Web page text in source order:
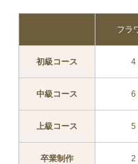
フラ
初級コース 4
中級コース 6
上級コース 5
卒業制作 2